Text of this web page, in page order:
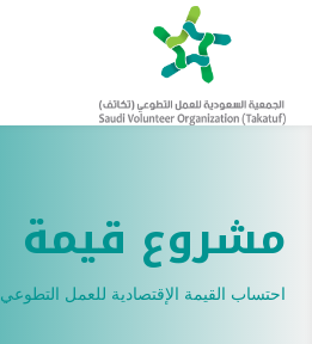
مشروع قيمة
احتساب القيمة الإقتصادية للعمل التطوعي